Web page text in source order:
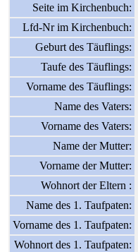
Seite im Kirchenbuch:
Lfd-Nr im Kirchenbuch:
Geburt des Täuflings:
Taufe des Täuflings:
Vorname des Täuflings:
Name des Vaters:
Vorname des Vaters:
Name der Mutter:
Vorname der Mutter:
Wohnort der Eltern :
Name des 1. Taufpaten:
Vorname des 1. Taufpaten:
Wohnort des 1. Taufpaten: